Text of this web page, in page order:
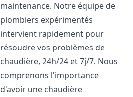
maintenance. Notre équipe de
plombiers expérimentés
intervient rapidement pour
résoudre vos problèmes de
chaudière, 24h/24 et 7j/7. Nous
comprenons l'importance
d'avoir une chaudière